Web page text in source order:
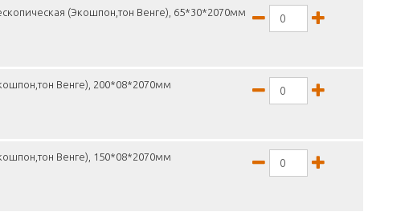
(Экошпон,тон Венге), 65*30*2070мм
Венге), 200*08*2070мм
Венге), 150*08*2070мм